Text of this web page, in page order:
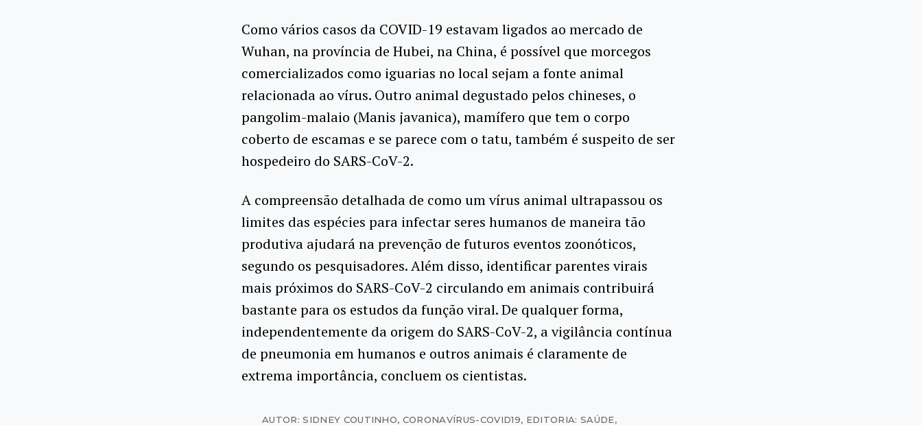
Como vários casos da COVID-19 estavam ligados ao mercado de
Wuhan, na província de Hubei, na China, é possível que morcegos
comercializados como iguarias no local sejam a fonte animal
relacionada ao vírus. Outro animal degustado pelos chineses, o
pangolim-malaio (Manis javanica), mamífero que tem o corpo
coberto de escamas e se parece com o tatu, também é suspeito de ser
hospedeiro do SARS-CoV-2.
A compreensão detalhada de como um vírus animal ultrapassou os
limites das espécies para infectar seres humanos de maneira tão
produtiva ajudará na prevenção de futuros eventos zoonóticos,
segundo os pesquisadores. Além disso, identificar parentes virais
mais próximos do SARS-CoV-2 circulando em animais contribuirá
bastante para os estudos da função viral. De qualquer forma,
independentemente da origem do SARS-CoV-2, a vigilância contínua
de pneumonia em humanos e outros animais é claramente de
extrema importância, concluem os cientistas.
AUTOR: SIDNEY COUTINHO, CORONAVÍRUS-COVID19, EDITORIA: SAÚDE,